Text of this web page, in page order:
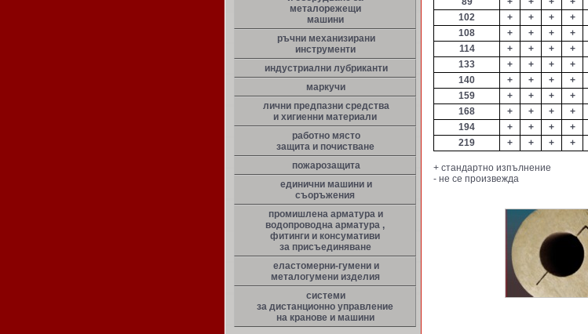
металорежещи
машини
ръчни механизирани
инструменти
индустриални лубриканти
маркучи
лични предпазни средства
и хигиенни материали
работно място
защита и почистване
пожарозащита
единични машини и
съоръжения
промишлена арматура и
водопроводна арматура ,
фитинги и консумативи
за присъединяване
еластомерни-гумени и
металогумени изделия
системи
за дистанционно управление
на кранове и машини
102
+ + + +
108
+ + + +
114
+ + + +
133
+ + + +
140
+ + + +
159
+ + + +
168
+ + + +
194
+ + + +
219
+ + + +
+ стандартно изпълнение
- не се произвежда